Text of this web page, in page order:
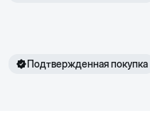
Подтвержденная покупка